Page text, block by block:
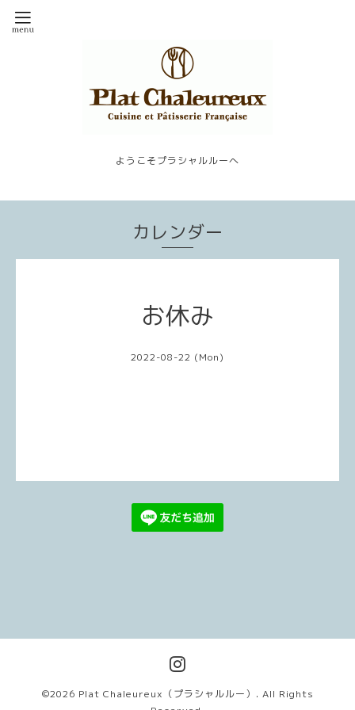
ようこそプラシャルルーへ
カレンダー
お休み
2022-08-22 (Mon)
©2026 Plat Chaleureux（プラシャルルー） . All Rights